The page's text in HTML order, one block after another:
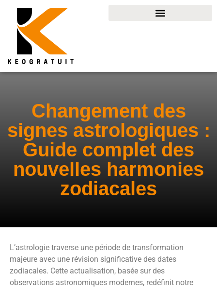
Changement des
signes astrologiques :
Guide complet des
nouvelles harmonies
zodiacales
L’astrologie traverse une période de transformation
majeure avec une révision significative des dates
zodiacales. Cette actualisation, basée sur des
observations astronomiques modernes, redéfinit notre